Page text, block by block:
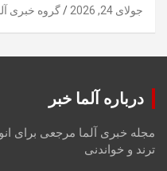
جولای 24, 2026 گروه خبری
درباره آلما خبر
مجله خبری آلما مرجعی برای
ترند و خواندنی